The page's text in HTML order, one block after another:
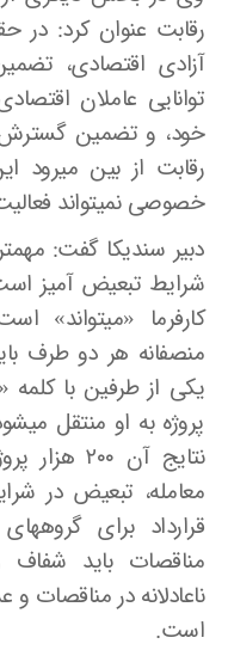
رقابت عنوان کرد: در
آزادی اقتصادی،
توانایی عاملان
خود، و تضمین گسترش
رقابت از بین می­رود
خصوصی نمی­تواند
دبیر سندیکا گفت:
شرایط تبعیض ­آمیز
کارفرما «می­تواند»
منصفانه هر دو طرف
یکی از طرفین با
پروژه به او منتقل
نتایج آن
معامله، تبعیض در
قرارداد برای
مناقصات باید شفاف
ناعادلانه در مناقصات
است.